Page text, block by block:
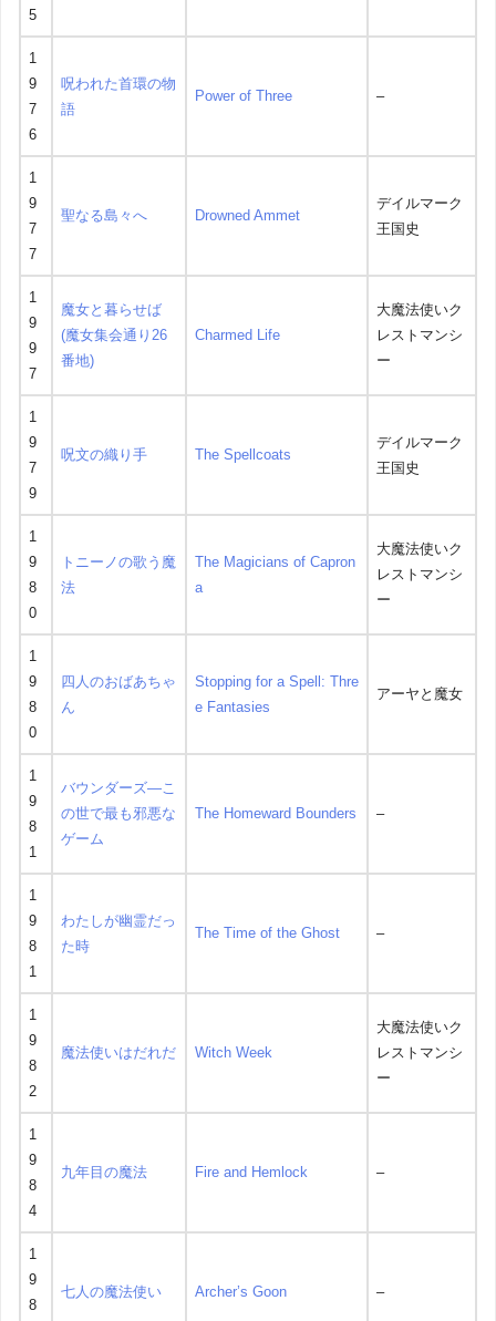
5
1
9
7
6
呪われた首環の物
語
Power of Three –
1
9
7
7
聖なる島々へ Drowned Ammet
デイルマーク
王国史
1
9
9
7
魔女と暮らせば
(魔女集会通り26
番地)
Charmed Life
大魔法使いク
レストマンシ
ー
1
9
7
9
呪文の織り手 The Spellcoats
デイルマーク
王国史
1
9
8
0
トニーノの歌う魔
法
The Magicians of Capron
a
大魔法使いク
レストマンシ
ー
1
9
8
0
四人のおばあちゃ
ん
Stopping for a Spell: Thre
e Fantasies
アーヤと魔女
1
9
8
1
バウンダーズ―こ
の世で最も邪悪な
ゲーム
The Homeward Bounders –
1
9
8
1
わたしが幽霊だっ
た時
The Time of the Ghost –
1
9
8
2
魔法使いはだれだ Witch Week
大魔法使いク
レストマンシ
ー
1
9
8
4
九年目の魔法 Fire and Hemlock –
1
9
8
七人の魔法使い Archer’s Goon –